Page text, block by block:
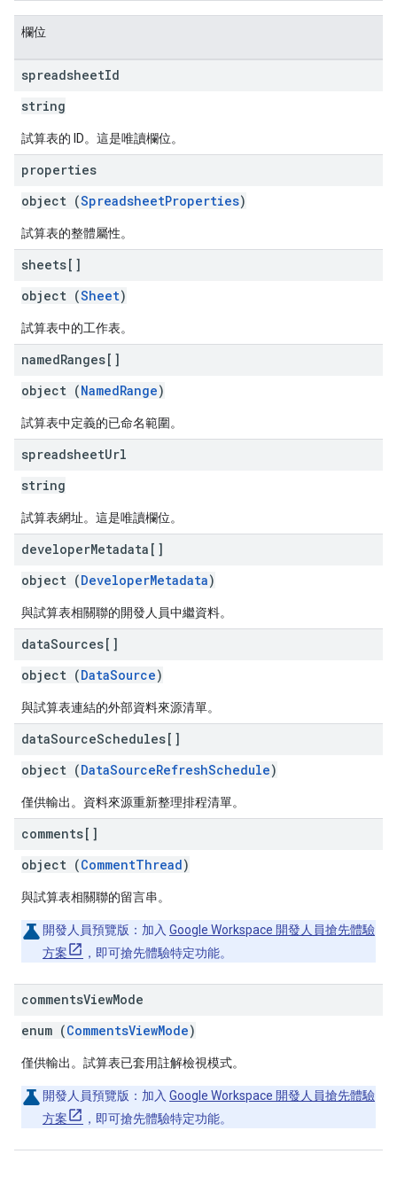
欄位
spreadsheetId
string
試算表的 ID。這是唯讀欄位。
properties
object (SpreadsheetProperties)
試算表的整體屬性。
sheets[]
object (Sheet)
試算表中的工作表。
namedRanges[]
object (NamedRange)
試算表中定義的已命名範圍。
spreadsheetUrl
string
試算表網址。這是唯讀欄位。
developerMetadata[]
object (DeveloperMetadata)
與試算表相關聯的開發人員中繼資料。
dataSources[]
object (DataSource)
與試算表連結的外部資料來源清單。
dataSourceSchedules[]
object (DataSourceRefreshSchedule)
僅供輸出。資料來源重新整理排程清單。
comments[]
object (CommentThread)
與試算表相關聯的留言串。
開發人員預覽版： 加入 Google Workspace 開發人員搶先體驗
方案
，即可搶先體驗特定功能。
commentsViewMode
enum (CommentsViewMode)
僅供輸出。試算表已套用註解檢視模式。
開發人員預覽版： 加入 Google Workspace 開發人員搶先體驗
方案
，即可搶先體驗特定功能。